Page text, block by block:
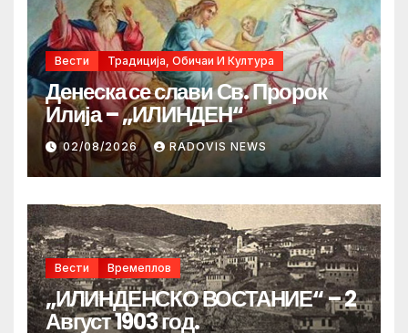
Вести Традиција, Обичаи И Култура
Денеска се слави Св. Пророк
Илија – „ИЛИНДЕН“
02/08/2026 RADOVIS NEWS
Вести Времеплов
„ИЛИНДЕНСКО ВОСТАНИЕ“ – 2
Август 1903 год.